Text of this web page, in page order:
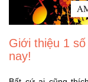
bị
âm
Giới thiệu 1
nay!